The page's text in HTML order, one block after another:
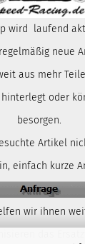
wird laufend
neue
aus mehr
oder
besorgen.
Artikel
einfach kurze
wir ihnen